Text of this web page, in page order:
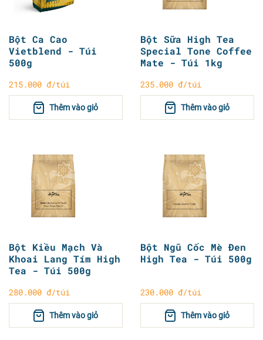
Bột Ca Cao
Vietblend - Túi
500g
215.000 đ/túi
Thêm vào giỏ
Bột Sữa High Tea
Special Tone Coffee
Mate - Túi 1kg
235.000 đ/túi
Thêm vào giỏ
Bột Kiều Mạch Và
Khoai Lang Tím High
Tea - Túi 500g
280.000 đ/túi
Thêm vào giỏ
Bột Ngũ Cốc Mè Đen
High Tea - Túi 500g
230.000 đ/túi
Thêm vào giỏ